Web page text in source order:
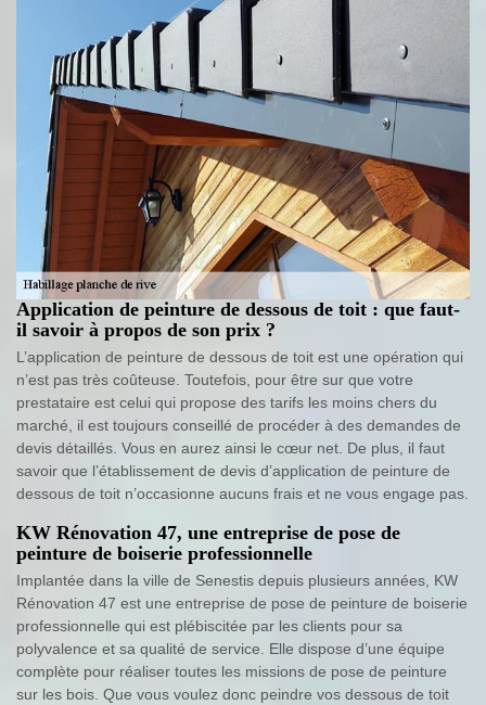
Application de peinture de dessous de toit : que faut-
il savoir à propos de son prix ?
L’application de peinture de dessous de toit est une opération qui
n’est pas très coûteuse. Toutefois, pour être sur que votre
prestataire est celui qui propose des tarifs les moins chers du
marché, il est toujours conseillé de procéder à des demandes de
devis détaillés. Vous en aurez ainsi le cœur net. De plus, il faut
savoir que l’établissement de devis d’application de peinture de
dessous de toit n’occasionne aucuns frais et ne vous engage pas.
KW Rénovation 47, une entreprise de pose de
peinture de boiserie professionnelle
Implantée dans la ville de Senestis depuis plusieurs années, KW
Rénovation 47 est une entreprise de pose de peinture de boiserie
professionnelle qui est plébiscitée par les clients pour sa
polyvalence et sa qualité de service. Elle dispose d’une équipe
complète pour réaliser toutes les missions de pose de peinture
sur les bois. Que vous voulez donc peindre vos dessous de toit